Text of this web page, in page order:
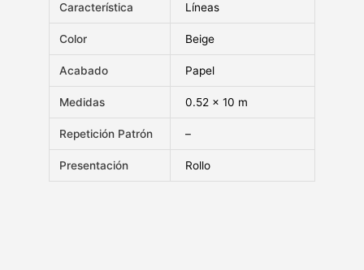
Característica Líneas
Color Beige
Acabado Papel
Medidas 0.52 x 10 m
Repetición Patrón –
Presentación Rollo